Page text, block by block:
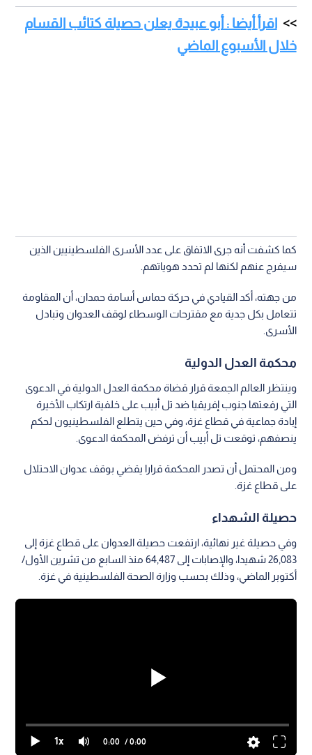
اقرأ أيضا : أبو عبيدة يعلن حصيلة كتائب القسام
خلال الأسبوع الماضي
كما كشفت أنه جرى الاتفاق على عدد الأسرى الفلسطينيين الذين
سيفرج عنهم لكنها لم تحدد هوياتهم.
من جهته، أكد القيادي في حركة حماس أسامة حمدان، أن المقاومة
تتعامل بكل جدية مع مقترحات الوسطاء لوقف العدوان وتبادل
الأسرى.
محكمة العدل الدولية
وينتظر العالم الجمعة قرار قضاة محكمة العدل الدولية في الدعوى
التي رفعتها جنوب إفريقيا ضد تل أبيب على خلفية ارتكاب الأخيرة
إبادة جماعية في قطاع غزة، وفي حين يتطلع الفلسطينيون لحكم
ينصفهم، توقعت تل أبيب أن ترفض المحكمة الدعوى.
ومن المحتمل أن تصدر المحكمة قرارا يقضي بوقف عدوان الاحتلال
على قطاع غزة.
حصيلة الشهداء
وفي حصيلة غير نهائية، ارتفعت حصيلة العدوان على قطاع غزة إلى
26,083 شهيدا، والإصابات إلى 64,487 منذ السابع من تشرين الأول/
أكتوبر الماضي، وذلك بحسب وزارة الصحة الفلسطينية في غزة.
1x 0:00 / 0:00